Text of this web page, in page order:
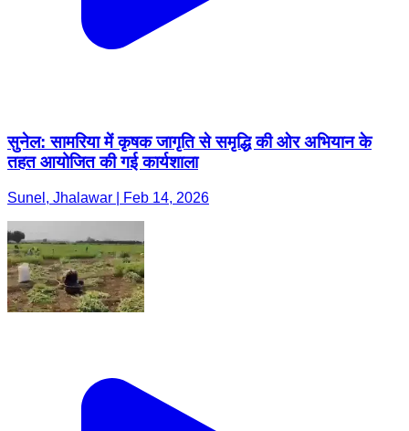
सुनेल: सामरिया में कृषक जागृति से समृद्धि की ओर अभियान के
तहत आयोजित की गई कार्यशाला
Sunel, Jhalawar | Feb 14, 2026